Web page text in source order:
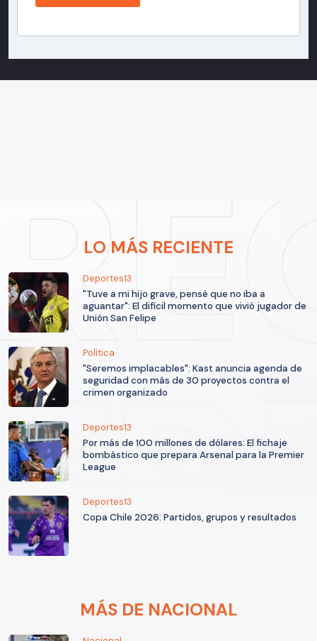
LO MÁS RECIENTE
Deportes13
"Tuve a mi hijo grave, pensé que no iba a
aguantar": El difícil momento que vivió jugador de
Unión San Felipe
Política
"Seremos implacables": Kast anuncia agenda de
seguridad con más de 30 proyectos contra el
crimen organizado
Deportes13
Por más de 100 millones de dólares: El fichaje
bombástico que prepara Arsenal para la Premier
League
Deportes13
Copa Chile 2026: Partidos, grupos y resultados
MÁS DE NACIONAL